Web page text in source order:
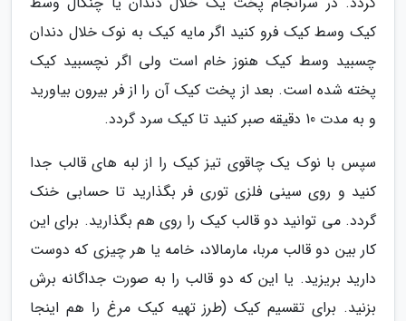
کیک وسط کیک فرو کنید اگر مایه کیک به نوک خلال دندان
چسبید وسط کیک هنوز خام است ولی اگر نچسبید کیک
پخته شده است. بعد از پخت کیک آن را از فر بیرون بیاورید
و به مدت 10 دقیقه صبر کنید تا کیک سرد گردد.
سپس با نوک یک چاقوی تیز کیک را از لبه های قالب جدا
کنید و روی سینی فلزی توری فر بگذارید تا حسابی خنک
گردد. می توانید دو قالب کیک را روی هم بگذارید. برای این
کار بین دو قالب مربا، مارمالاد، خامه یا هر چیزی که دوست
دارید بریزید. یا این که دو قالب را به صورت جداگانه برش
بزنید. برای تقسیم کیک (طرز تهیه کیک مرغ را هم اینجا